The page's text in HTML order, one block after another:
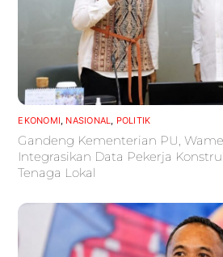
EKONOMI, NASIONAL, POLITIK
Gandeng Kementerian PU,
Integrasikan Data Pekerja
Tenaga Lokal